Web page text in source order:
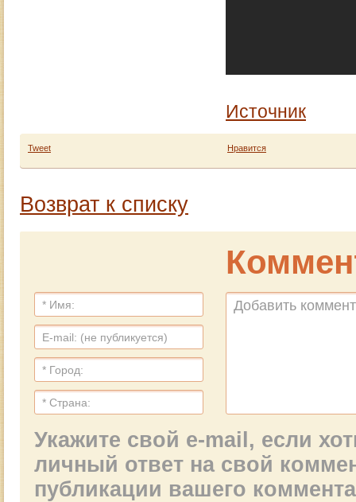
Источник
Tweet Нравится
Возврат к списку
Укажите свой e-mail, если
личный ответ на свой
публикации вашего